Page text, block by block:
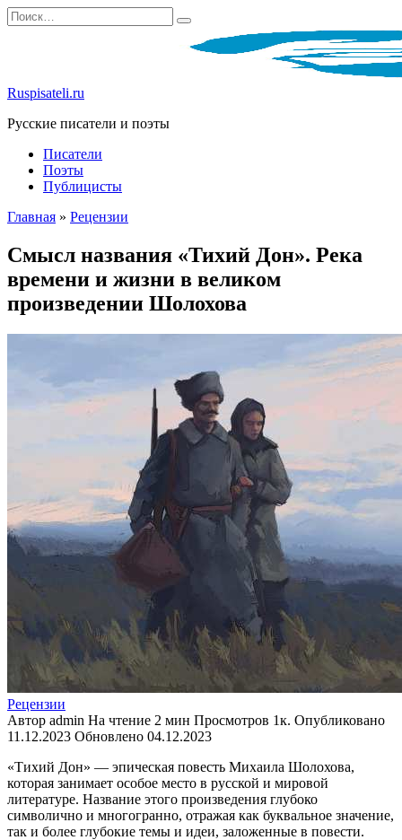
Перейти
к
Search
for:
Ruspisateli.ru
Русские писатели и поэты
Писатели
Поэты
Публицисты
Главная » Рецензии
Смысл названия «Тихий Дон». Река
времени и жизни в великом
произведении Шолохова
Рецензии
Автор admin На чтение 2 мин Просмотров 1к. Опубликовано
11.12.2023 Обновлено 04.12.2023
«Тихий Дон» — эпическая повесть Михаила Шолохова,
которая занимает особое место в русской и мировой
литературе. Название этого произведения глубоко
символично и многогранно, отражая как буквальное значение,
так и более глубокие темы и идеи, заложенные в повести.